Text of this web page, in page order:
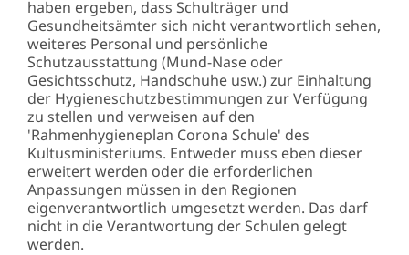
haben ergeben, dass Schulträger und
Gesundheitsämter sich nicht verantwortlich sehen,
weiteres Personal und persönliche
Schutzausstattung (Mund-Nase oder
Gesichtsschutz, Handschuhe usw.) zur Einhaltung
der Hygieneschutzbestimmungen zur Verfügung
zu stellen und verweisen auf den
'Rahmenhygieneplan Corona Schule' des
Kultusministeriums. Entweder muss eben dieser
erweitert werden oder die erforderlichen
Anpassungen müssen in den Regionen
eigenverantwortlich umgesetzt werden. Das darf
nicht in die Verantwortung der Schulen gelegt
werden.